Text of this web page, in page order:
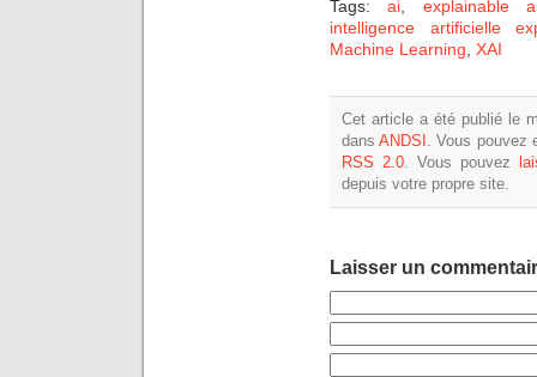
Tags:ai
explainable
intelligence artificielle
Machine Learning XAI
Cet article a été publié le
dansANDSI
. Vous
RSS 2.0. Vous pouvez
depuis votre propre site.
Laisser un